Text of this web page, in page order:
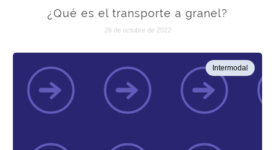
¿Qué es el transporte a granel?
26 de octubre de 2022
Intermodal